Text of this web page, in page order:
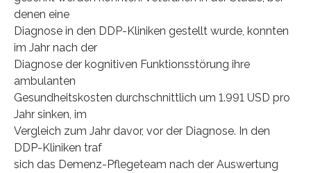
denen eine
Diagnose in den DDP-Kliniken gestellt wurde, konnten
im Jahr nach der
Diagnose der kognitiven Funktionsstörung ihre
ambulanten
Gesundheitskosten durchschnittlich um 1.991 USD pro
Jahr sinken, im
Vergleich zum Jahr davor, vor der Diagnose. In den
DDP-Kliniken traf
sich das Demenz-Pflegeteam nach der Auswertung